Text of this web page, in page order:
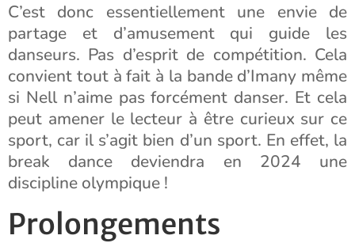
C’est donc essentiellement une envie de
partage et d’amusement qui guide les
danseurs. Pas d’esprit de compétition. Cela
convient tout à fait à la bande d’Imany même
si Nell n’aime pas forcément danser. Et cela
peut amener le lecteur à être curieux sur ce
sport, car il s’agit bien d’un sport. En effet, la
break dance deviendra en 2024 une
discipline olympique !
Prolongements